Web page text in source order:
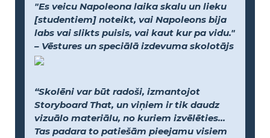
"Es veicu Napoleona laika skalu un lieku
[studentiem] noteikt, vai Napoleons bija
labs vai slikts puisis, vai kaut kur pa vidu."
– Vēstures un speciālā izdevuma skolotājs
“Skolēni var būt radoši, izmantojot
Storyboard That, un viņiem ir tik daudz
vizuālo materiālu, no kuriem izvēlēties...
Tas padara to patiešām pieejamu visiem